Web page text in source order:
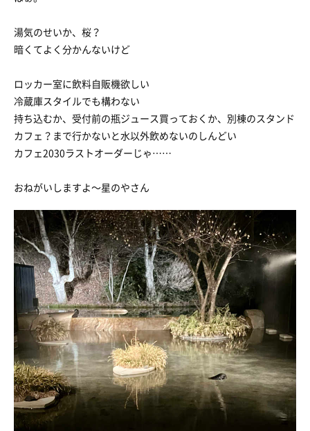
湯気のせいか、桜？
暗くてよく分かんないけど
ロッカー室に飲料自販機欲しい
冷蔵庫スタイルでも構わない
持ち込むか、受付前の瓶ジュース買っておくか、別棟のスタンド
カフェ？まで行かないと水以外飲めないのしんどい
カフェ2030ラストオーダーじゃ……
おねがいしますよ〜星のやさん